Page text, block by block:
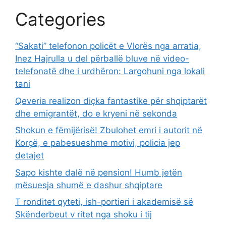
Categories
“Sakati” telefonon policët e Vlorës nga arratia,
Inez Hajrulla u del përballë bluve në video-
telefonatë dhe i urdhëron: Largohuni nga lokali
tani
Qeveria realizon diçka fantastike për shqiptarët
dhe emigrantët, do e kryeni në sekonda
Shokun e fëmijërisë! Zbulohet emri i autorit në
Korçë, e pabesueshme motivi, policia jep
detajet
Sapo kishte dalë në pension! Humb jetën
mësuesja shumë e dashur shqiptare
T ronditet qyteti, ish-portieri i akademisë së
Skënderbeut v ritet nga shoku i tij